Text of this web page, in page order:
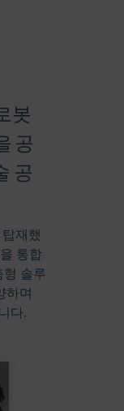
봇
공
공
재했
통합
형 솔루
하며
다.